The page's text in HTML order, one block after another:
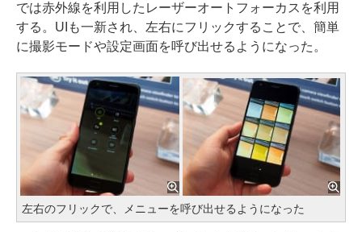
では赤外線を利用したレーザーオートフォーカスを利用
する。UIも一新され、左右にフリックすることで、簡単
に撮影モードや設定画面を呼び出せるようになった。
左右のフリックで、メニューを呼び出せるようになった